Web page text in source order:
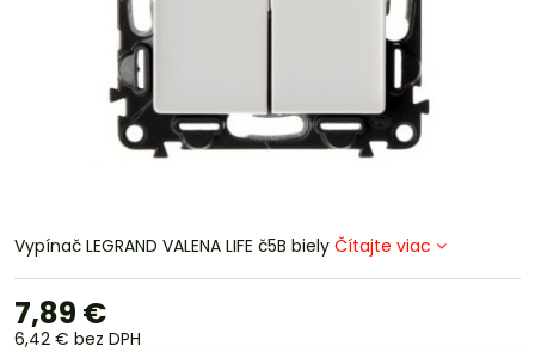
Vypínač LEGRAND VALENA LIFE č5B biely Čítajte viac
7,89 €
6,42 € bez DPH